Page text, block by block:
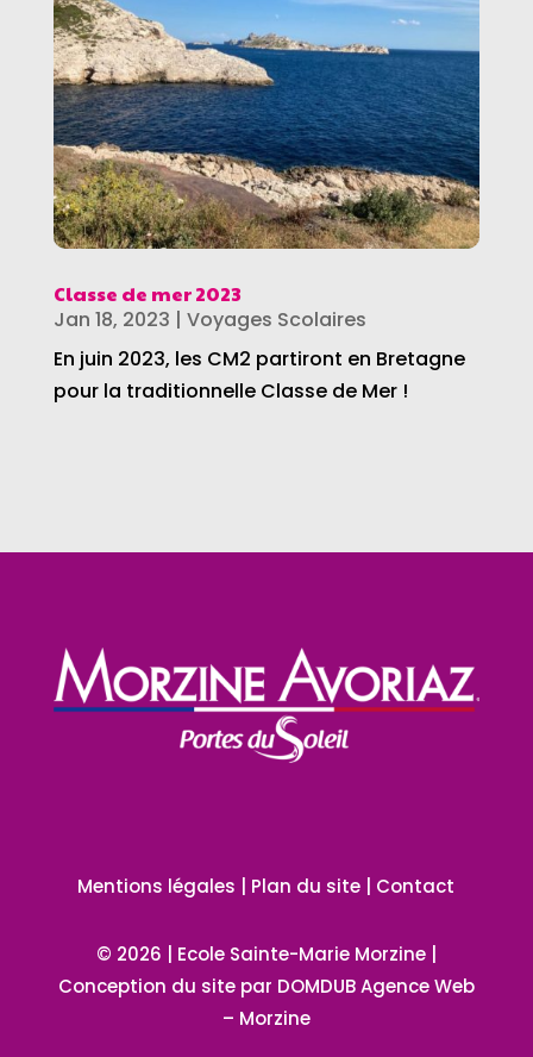
Classe de mer 2023
Jan 18, 2023 | Voyages Scolaires
En juin 2023, les CM2 partiront en Bretagne
pour la traditionnelle Classe de Mer !
Mentions légales | Plan du site | Contact
© 2026 | Ecole Sainte-Marie Morzine |
Conception du site par DOMDUB Agence Web
– Morzine